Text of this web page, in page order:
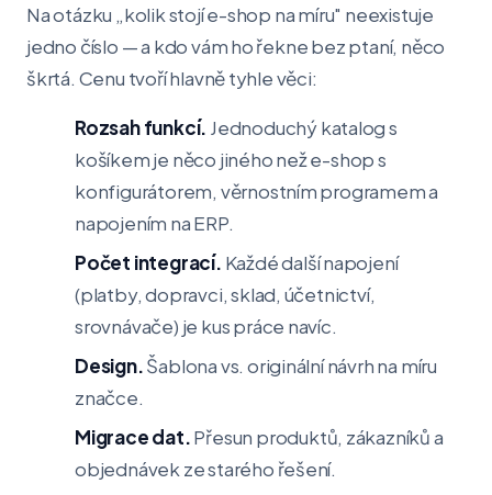
Na otázku „kolik stojí e-shop na míru" neexistuje
jedno číslo — a kdo vám ho řekne bez ptaní, něco
škrtá. Cenu tvoří hlavně tyhle věci:
Rozsah funkcí. Jednoduchý katalog s
košíkem je něco jiného než e-shop s
konfigurátorem, věrnostním programem a
napojením na ERP.
Počet integrací. Každé další napojení
(platby, dopravci, sklad, účetnictví,
srovnávače) je kus práce navíc.
Design.Šablona vs. originální návrh na míru
značce.
Migrace dat.Přesun produktů, zákazníků a
objednávek ze starého řešení.